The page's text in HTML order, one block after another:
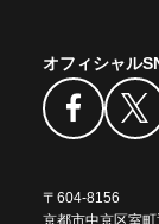
オフィシャル
〒604-8156
京都市中京区室